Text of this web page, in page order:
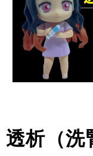
透析（洗